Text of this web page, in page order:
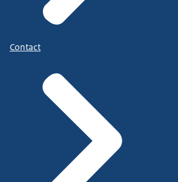
Contact